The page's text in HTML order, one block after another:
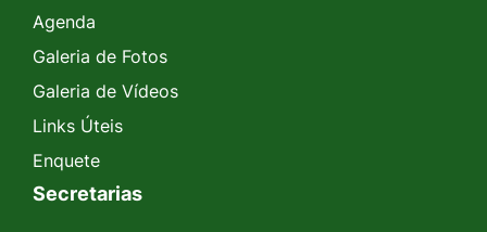
Agenda
Galeria de Fotos
Galeria de Vídeos
Links Úteis
Enquete
Secretarias